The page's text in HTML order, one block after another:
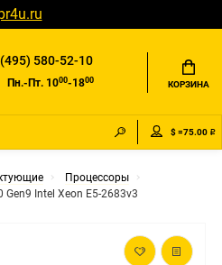
580-52-10
Пн.-Пт. 1000-1800 КОРЗИНА
$ =75.00 ₽
Процессоры
Intel Xeon E5-2683v3